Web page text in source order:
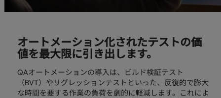
オートメーション化されたテストの価
値を最大限に引き出します。
QAオートメーションの導入は、ビルド検証テスト
（BVT）やリグレッションテストといった、反復的で膨大
な時間を要する作業の負荷を劇的に軽減します。これによ